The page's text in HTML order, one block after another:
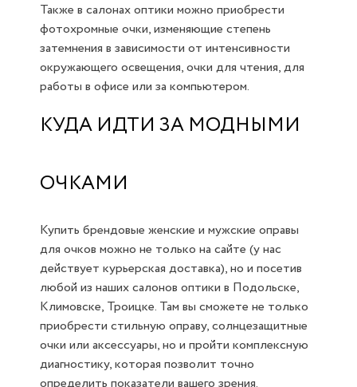
Также в салонах оптики можно приобрести
фотохромные очки, изменяющие степень
затемнения в зависимости от интенсивности
окружающего освещения, очки для чтения, для
работы в офисе или за компьютером.
КУДА ИДТИ ЗА МОДНЫМИ
ОЧКАМИ
Купить брендовые женские и мужские оправы
для очков можно не только на сайте (у нас
действует курьерская доставка), но и посетив
любой из наших салонов оптики в Подольске,
Климовске, Троицке. Там вы сможете не только
приобрести стильную оправу, солнцезащитные
очки или аксессуары, но и пройти комплексную
диагностику, которая позволит точно